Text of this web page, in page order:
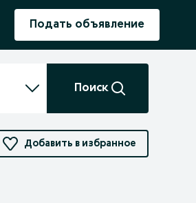
Подать объявление
Поиск
Добавить в избранное